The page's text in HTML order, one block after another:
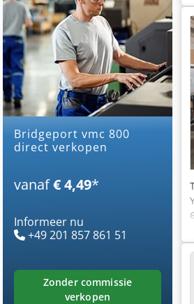
bridgeport vmc 800
direct verkopen
vanaf€ 4,49*
Informeer nu
+49 201 857 861 51
zonder commissie
verkopen